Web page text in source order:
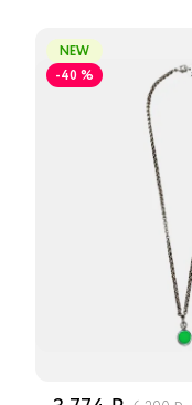
NEW
-40 %